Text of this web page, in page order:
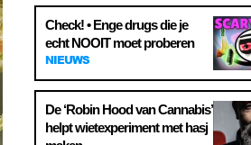
Check! • Enge drugs die je
echt NOOIT moet proberen
NIEUWS
De ‘Robin Hood van Cannabis’
helpt wietexperiment met hasj